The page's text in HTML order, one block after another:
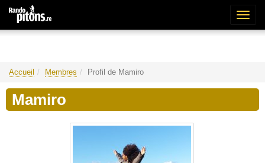
Accueil Membres Profil de Mamiro
Mamiro